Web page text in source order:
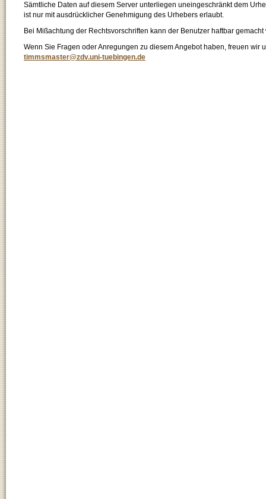
Sämtliche Daten auf diesem Server unterliegen uneingeschränkt dem
ist nur mit ausdrücklicher Genehmigung des Urhebers erlaubt.
Bei Mißachtung der Rechtsvorschriften kann der Benutzer haftbar gemacht
Wenn Sie Fragen oder Anregungen zu diesem Angebot haben, freuen wir
timmsmaster@zdv.uni-tuebingen.de